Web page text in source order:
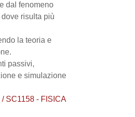
dal fenomeno
risulta più
la teoria e
passivi,
e simulazione
SC1158 - FISICA